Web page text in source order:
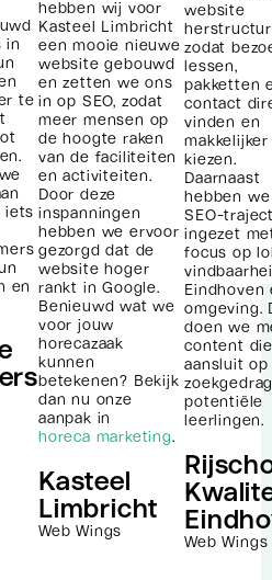
in
te
iets
en
hebben wij voor
Kasteel Limbricht
een mooie nieuwe
website gebouwd
en zetten we ons
in op SEO, zodat
meer mensen op
de hoogte raken
van de faciliteiten
en activiteiten.
Door deze
inspanningen
hebben we ervoor
gezorgd dat de
website hoger
rankt in Google.
Benieuwd wat we
voor jouw
horecazaak
kunnen
betekenen? Bekijk
dan nu onze
aanpak in
horeca marketing.
Kasteel
Limbricht
Web Wings
website
zodat
lessen,
pakketten
contact
vinden en
makkelijker
kiezen.
Daarnaast
hebben
SEO-
ingezet
focus op
Eindhoven
omgeving.
doen we
content
aansluit
potentiële
leerlingen.
Web Wings